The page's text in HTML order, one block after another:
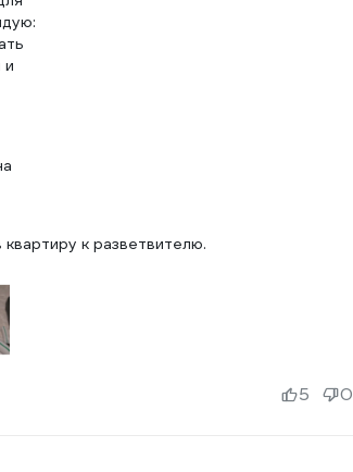
и
к разветвителю.
5 0